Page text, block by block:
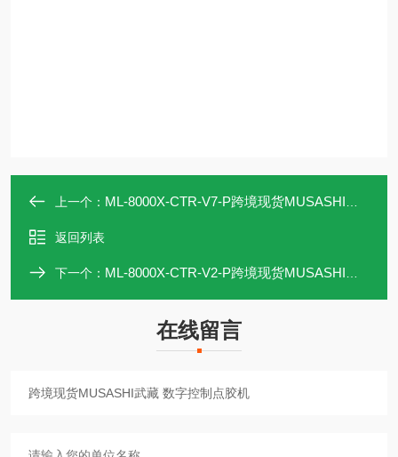
上一个： ML-8000X-CTR-V7-P跨境现货MUSASHI武藏 数字控制点胶机
返回列表
下一个： ML-8000X-CTR-V2-P跨境现货MUSASHI武藏 数字控制点胶机
在线留言